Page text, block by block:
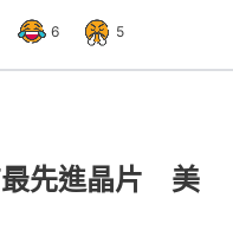
6 5
最先進晶片 美